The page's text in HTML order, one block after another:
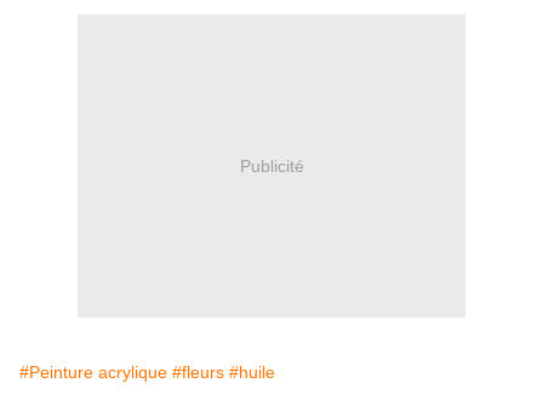
Publicité
#Peinture acrylique #fleurs #huile